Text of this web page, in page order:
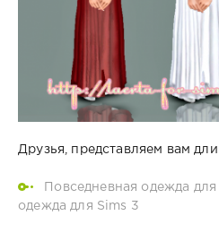
Друзья, представляем вам
Повседневная одежда для
одежда для Sims 3